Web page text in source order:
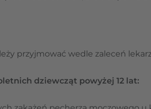
przyjmować wedle zaleceń
dziewcząt powyżej 12 lat: